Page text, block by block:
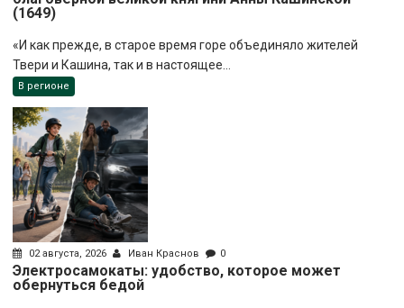
(1649)
«И как прежде, в старое время горе объединяло жителей
Твери и Кашина, так и в настоящее...
В регионе
02 августа, 2026 Иван Краснов 0
Электросамокаты: удобство, которое может
обернуться бедой